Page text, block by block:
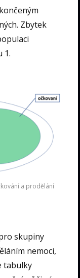
Zbytek
1.
a prodělání
skupiny
nemoci,
tabulky